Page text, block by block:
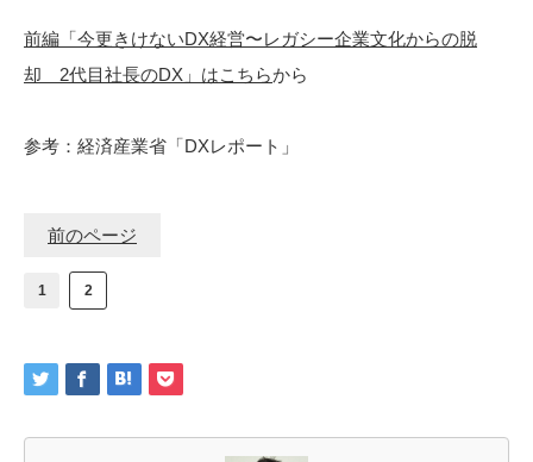
前編「今更きけないDX経営〜レガシー企業文化からの脱
却 2代目社長のDX」はこちらから
参考：経済産業省「DXレポート」
前のページ
1 2